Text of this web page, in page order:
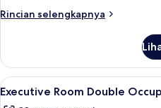
Rincian selengkapnya
Rincian
Kamar
Double
atau
Lihat
semua
10
Executive Room Double